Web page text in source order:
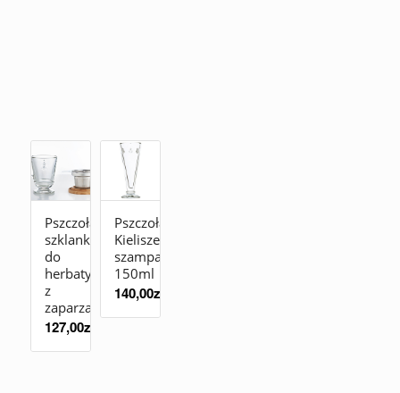
Pszczoła
szklanka
do
herbaty
z
zaparzaczem
127,00zł
Pszczoła
Kieliszek
szampan
150ml
140,00zł